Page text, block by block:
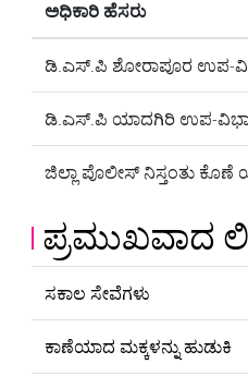
ಅಧಿಕಾರಿ ಹೆಸರು
ಡಿ.ಎಸ್.ಪಿ ಶೋರಾಪೂರ ಉಪ-
ಡಿ.ಎಸ್.ಪಿ ಯಾದಗಿರಿ ಉಪ-
ಜಿಲ್ಲಾ ಪೊಲೀಸ್ ನಿಸ್ತಂತು
ಪ್ರಮುಖವಾದ
ಸಕಾಲ ಸೇವೆಗಳು
ಕಾಣೆಯಾದ ಮಕ್ಕಳನ್ನು ಹುಡುಕಿ